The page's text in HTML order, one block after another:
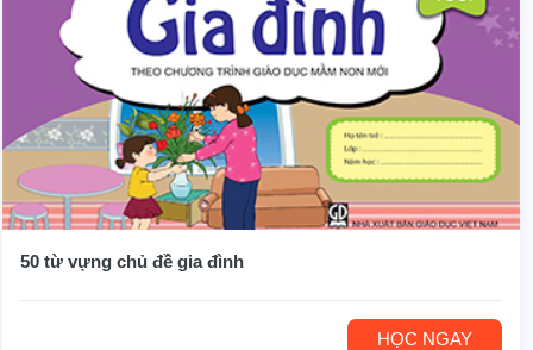
50 từ vựng chủ đề gia đình
HỌC NGAY